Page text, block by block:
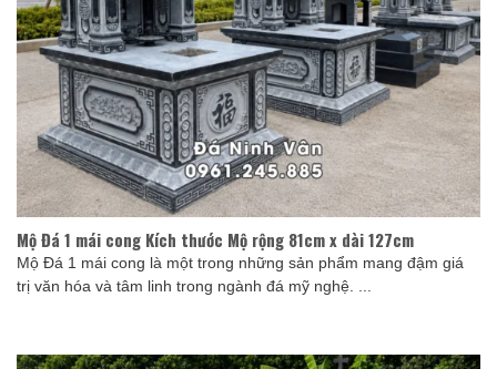
Mộ Đá 1 mái cong Kích thước Mộ rộng 81cm x dài 127cm
Mộ Đá 1 mái cong là một trong những sản phẩm mang đậm giá
trị văn hóa và tâm linh trong ngành đá mỹ nghệ. ...